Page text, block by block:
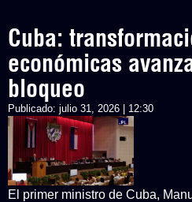
Cuba:
económicas
bloqueo
Publicado: julio 31, 2026 | 12:30
El primer ministro de Cuba,